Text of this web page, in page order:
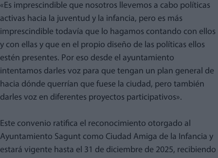
«Es imprescindible que nosotros llevemos a cabo políticas
activas hacia la juventud y la infancia, pero es más
imprescindible todavía que lo hagamos contando con ellos
y con ellas y que en el propio diseño de las políticas ellos
estén presentes. Por eso desde el ayuntamiento
intentamos darles voz para que tengan un plan general de
hacia dónde querrían que fuese la ciudad, pero también
darles voz en diferentes proyectos participativos».
Este convenio ratifica el reconocimiento otorgado al
Ayuntamiento Sagunt como Ciudad Amiga de la Infancia y
estará vigente hasta el 31 de diciembre de 2025, recibiendo